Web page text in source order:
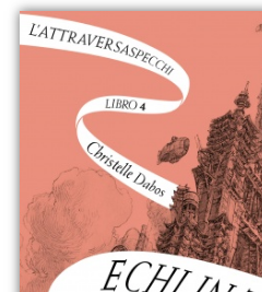
tempesta